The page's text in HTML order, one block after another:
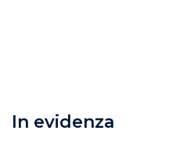
In evidenza